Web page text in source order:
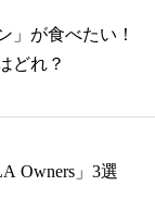
」が食べたい！
どれ？
Owners」3選